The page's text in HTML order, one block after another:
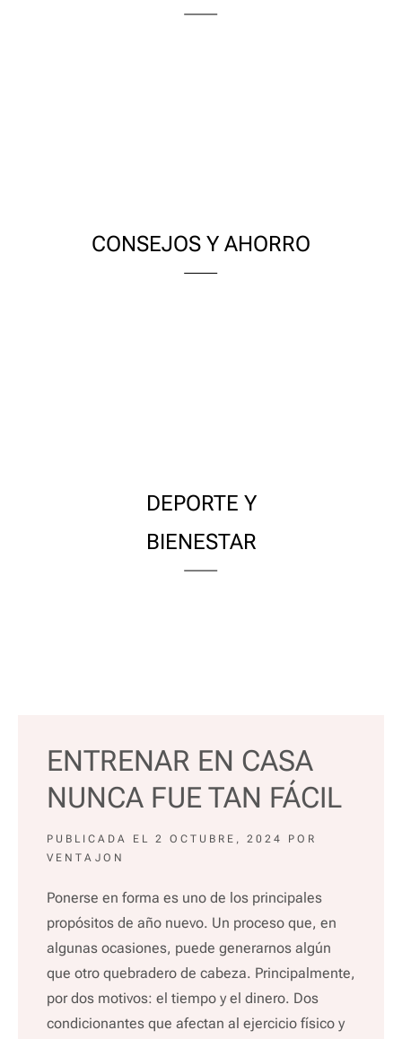
CONSEJOS Y AHORRO
DEPORTE Y
BIENESTAR
ENTRENAR EN CASA
NUNCA FUE TAN FÁCIL
PUBLICADA EL 2 OCTUBRE, 2024
POR
VENTAJON
Ponerse en forma es uno de los principales
propósitos de año nuevo. Un proceso que, en
algunas ocasiones, puede generarnos algún
que otro quebradero de cabeza. Principalmente,
por dos motivos: el tiempo y el dinero. Dos
condicionantes que afectan al ejercicio físico y